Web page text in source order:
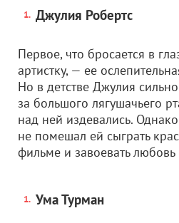
Джулия Робертс
Первое, что бросается в
артистку, — ее
Но в детстве Джулия
за большого лягушачьего
над ней издевались. Однако
не помешал ей сыграть
фильме и завоевать
Ума Турман